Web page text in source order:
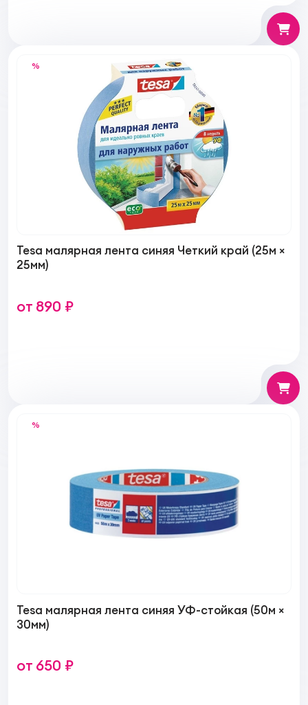
%
Tesa малярная лента синяя Четкий край (25м ×
25мм)
от 890 ₽
%
Tesa малярная лента синяя УФ-стойкая (50м ×
30мм)
от 650 ₽